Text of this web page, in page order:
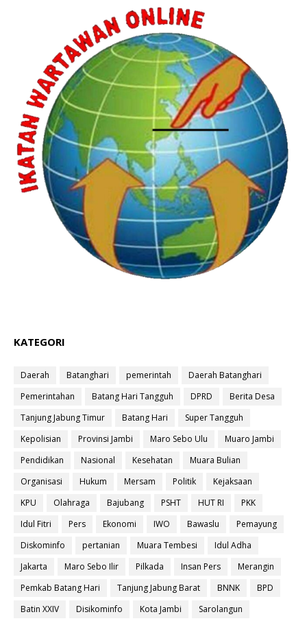
KATEGORI
Daerah Batanghari pemerintah
Daerah Batanghari
Pemerintahan
Batang Hari Tangguh DPRD
Berita Desa
Tanjung Jabung Timur
Batang Hari
Super Tangguh
Kepolisian
Provinsi Jambi Maro Sebo Ulu
Muaro Jambi
Pendidikan
Nasional Kesehatan
Muara Bulian
Organisasi
Hukum Mersam Politik
Kejaksaan
KPU
Olahraga Bajubang PSHT HUT RI
PKK
Idul Fitri
Pers Ekonomi IWO Bawaslu
Pemayung
Diskominfo
pertanian Muara Tembesi
Idul Adha
Jakarta
Maro Sebo Ilir Pilkada Insan Pers
Merangin
Pemkab Batang Hari
Tanjung Jabung Barat BNNK
BPD
Batin XXIV
Disikominfo Kota Jambi
Sarolangun